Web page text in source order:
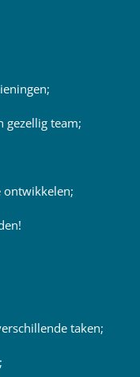
gezellig team;
ontwikkelen;
taken;